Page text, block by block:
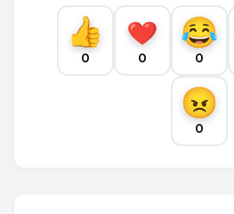
0 0 0
0